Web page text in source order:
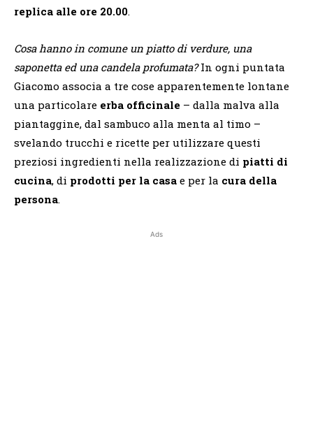
replica alle ore 20.00.
Cosa hanno in comune un piatto di verdure, una
saponetta ed una candela profumata?In ogni puntata
Giacomo associa a tre cose apparentemente lontane
una particolare erba officinale – dalla malva alla
piantaggine, dal sambuco alla menta al timo –
svelando trucchi e ricette per utilizzare questi
preziosi ingredienti nella realizzazione di piatti di
cucina, di prodotti per la casa e per la cura della
persona.
Ads